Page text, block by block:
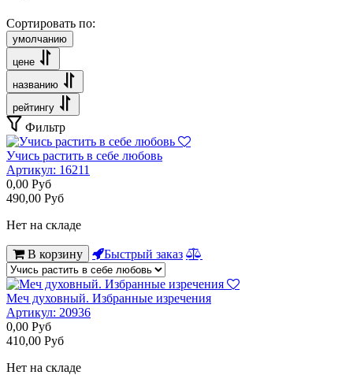
Сортировать по:
умолчанию
цене
названию
рейтингу
Фильтр
Учись растить в себе любовь
Артикул: 16211
0,00 Руб
490,00 Руб
Нет на складе
В корзину Быстрый заказ
Меч духовный. Избранные изречения
Артикул: 20936
0,00 Руб
410,00 Руб
Нет на складе